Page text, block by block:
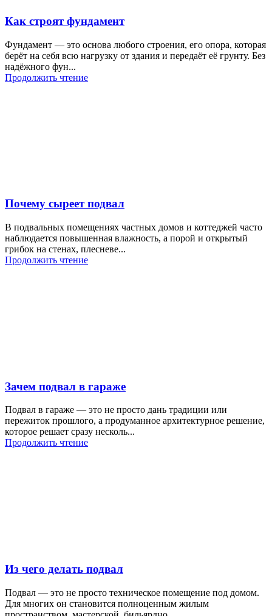
Как строят фундамент
Фундамент — это основа любого строения, его опора, которая
берёт на себя всю нагрузку от здания и передаёт её грунту. Без
надёжного фун...
Продолжить чтение
Почему сыреет подвал
В подвальных помещениях частных домов и коттеджей часто
наблюдается повышенная влажность, а порой и открытый
грибок на стенах, плесневе...
Продолжить чтение
Зачем подвал в гараже
Подвал в гараже — это не просто дань традиции или
пережиток прошлого, а продуманное архитектурное решение,
которое решает сразу несколь...
Продолжить чтение
Из чего делать подвал
Подвал — это не просто техническое помещение под домом.
Для многих он становится полноценным жилым